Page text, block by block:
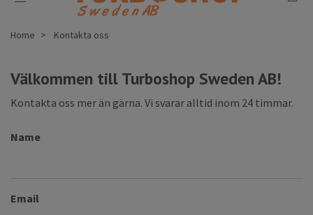
Home Kontakta oss
Välkommen till Turboshop Sweden AB!
Kontakta oss mer än gärna. Vi svarar alltid inom 24 timmar.
Name
Email